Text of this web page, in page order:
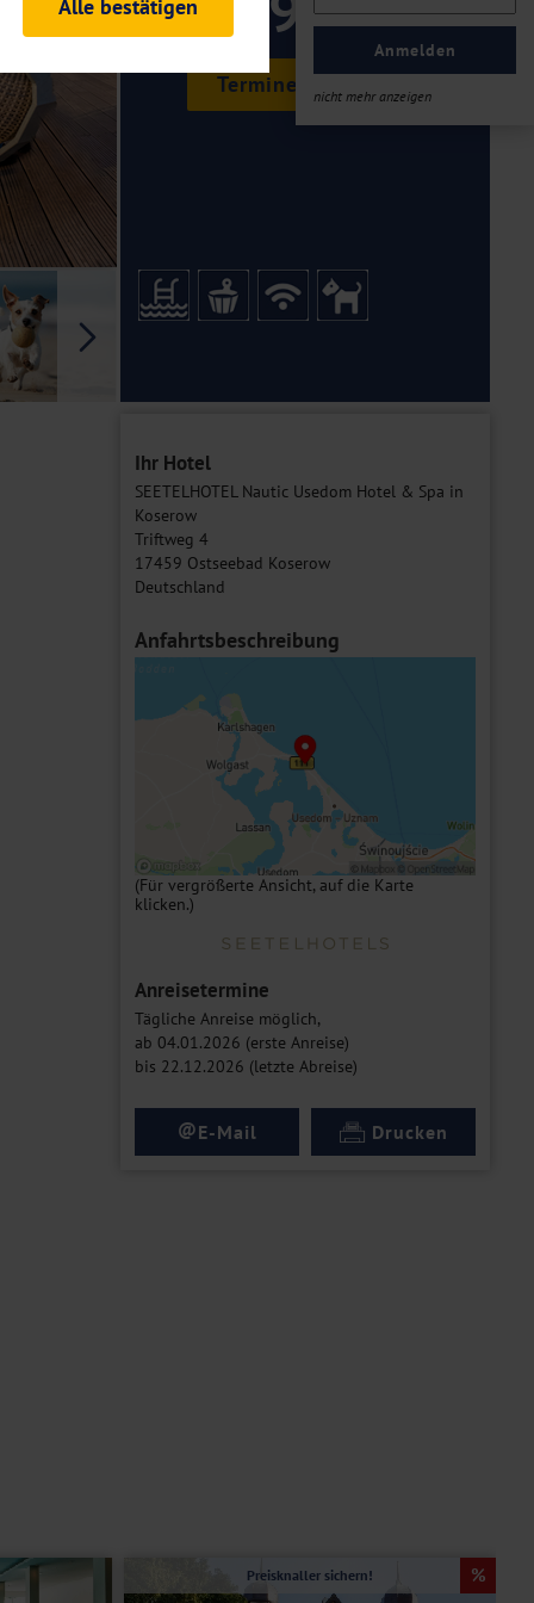
Anmelden
nicht mehr anzeigen
Termine & Preise
Ihr Hotel
SEETELHOTEL Nautic Usedom Hotel & Spa in
Koserow
Triftweg 4
17459 Ostseebad Koserow
Deutschland
Anfahrtsbeschreibung
(Für vergrößerte Ansicht, auf die Karte
klicken.)
Anreisetermine
Tägliche Anreise möglich,
ab 04.01.2026 (erste Anreise)
bis 22.12.2026 (letzte Abreise)
@E-Mail Drucken
Preisknaller sichern!
und Analysen. Mithilfe
Auftritts ermitteln und
es zu einer Drittlands
Daten finden Sie in unseren
Alle bestätigen